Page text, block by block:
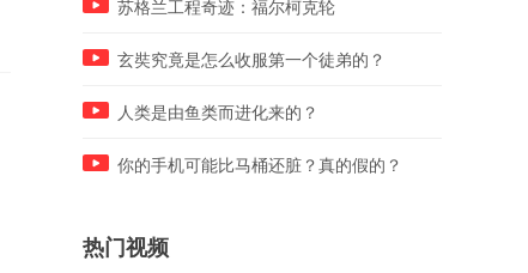
苏格兰工程奇迹：福尔柯克轮
玄奘究竟是怎么收服第一个徒弟的？
人类是由鱼类而进化来的？
你的手机可能比马桶还脏？真的假的？
热门视频